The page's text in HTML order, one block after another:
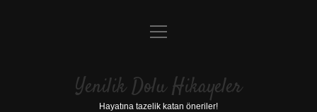
Anasayfa
Yasal Uyarı
menüyü
Yenilik Dolu Hikayeler
Hayatına tazelik katan öneriler!